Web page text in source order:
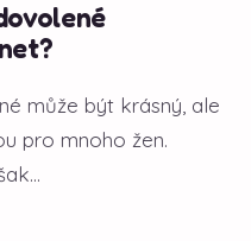
může být krásný, ale
pro mnoho žen.